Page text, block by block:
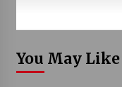
You May Like